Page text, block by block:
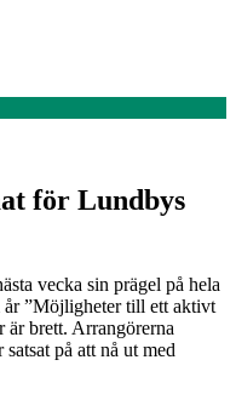
för Lundbys
vecka sin prägel på hela
år ”Möjligheter till ett aktivt
brett. Arrangörerna
på att nå ut med